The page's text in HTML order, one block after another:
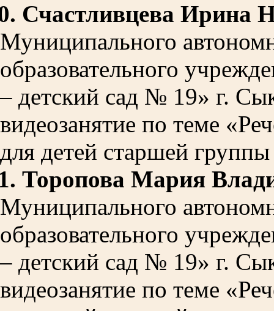
Счастливцева Ирина
Муниципального
образовательного
– детский сад № 19» г.
видеозанятие по теме
для детей старшей
Торопова Мария
Муниципального
образовательного
– детский сад № 19» г.
видеозанятие по теме